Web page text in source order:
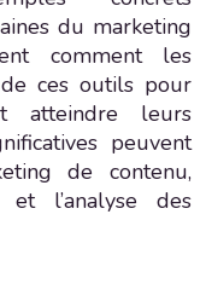
du marketing
comment les
ces outils pour
atteindre leurs
peuvent
de contenu,
et l’analyse des